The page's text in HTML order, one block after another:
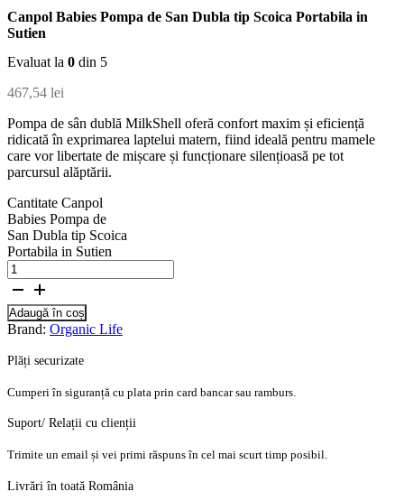
Canpol Babies Pompa de San Dubla tip Scoica Portabila in
Sutien
Evaluat la 0 din 5
467,54 lei
Pompa de sân dublă MilkShell oferă confort maxim și eficiență
ridicată în exprimarea laptelui matern, fiind ideală pentru mamele
care vor libertate de mișcare și funcționare silențioasă pe tot
parcursul alăptării.
Cantitate Canpol
Babies Pompa de
San Dubla tip Scoica
Portabila in Sutien
Adaugă în coș
Brand: Organic Life
Plăți securizate
Cumperi în siguranță cu plata prin card bancar sau ramburs.
Suport/ Relații cu clienții
Trimite un email și vei primi răspuns în cel mai scurt timp posibil.
Livrări în toată România